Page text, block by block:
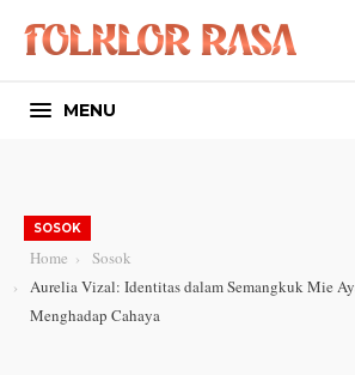
MENU
SOSOK
Home
Sosok
Aurelia Vizal: Identitas dalam Semangkuk Mie
Menghadap Cahaya